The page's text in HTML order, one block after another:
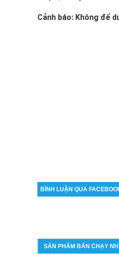
Cảnh báo: Không để
BÌNH LUẬN QUA
SẢN PHẨM BÁN CHẠY